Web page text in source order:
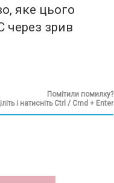
яке цього
через зрив
Помітили помилку?
і натисніть Ctrl / Cmd + Enter